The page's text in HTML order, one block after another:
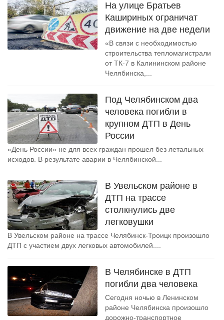
На улице Братьев
Кашириных ограничат
движение на две недели
«В связи с необходимостью
строительства тепломагистрали
от ТК-7 в Калининском районе
Челябинска,...
Под Челябинском два
человека погибли в
крупном ДТП в День
России
«День России» не для всех граждан прошел без летальных
исходов. В результате аварии в Челябинской...
В Увельском районе в
ДТП на трассе
столкнулись две
легковушки
В Увельском районе на трассе Челябинск-Троицк произошло
ДТП с участием двух легковых автомобилей....
В Челябинске в ДТП
погибли два человека
Сегодня ночью в Ленинском
районе Челябинска произошло
дорожно-транспортное